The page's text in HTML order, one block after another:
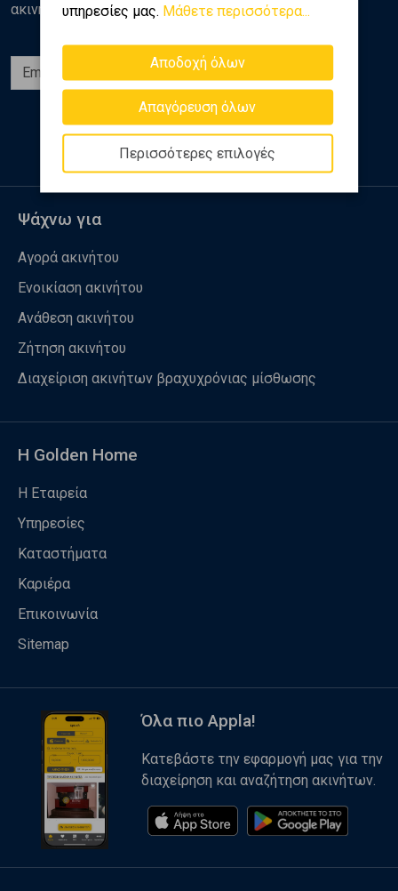
υπηρεσίες μας. Μάθετε περισσότερα...
Αποδοχή όλων
Απαγόρευση όλων
Περισσότερες επιλογές
ακινήτων
Εγγραφή
Ακολουθήστε μας
Ψάχνω για
Αγορά ακινήτου
Ενοικίαση ακινήτου
Ανάθεση ακινήτου
Ζήτηση ακινήτου
Διαχείριση ακινήτων βραχυχρόνιας μίσθωσης
Η Golden Home
Η Εταιρεία
Υπηρεσίες
Καταστήματα
Καριέρα
Επικοινωνία
Sitemap
Όλα πιο Appla!
Κατεβάστε την εφαρμογή μας για την
διαχείρηση και αναζήτηση ακινήτων.